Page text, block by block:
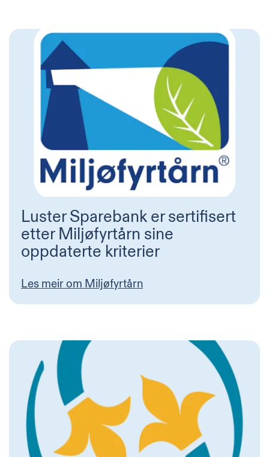
Luster Sparebank er sertifisert
etter Miljøfyrtårn sine
oppdaterte kriterier
Les meir om Miljøfyrtårn